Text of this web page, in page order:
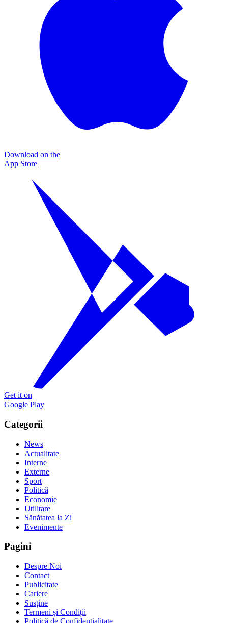
Download on the
App Store
Get it on
Google Play
Categorii
News
Actualitate
Interne
Externe
Sport
Politică
Economie
Utilitare
Sănătatea la Zi
Evenimente
Pagini
Despre Noi
Contact
Publicitate
Cariere
Susține
Termeni și Condiții
Politică de Confidențialitate